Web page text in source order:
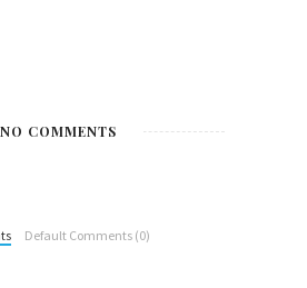
NO COMMENTS
Default Comments (0)